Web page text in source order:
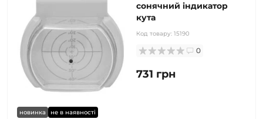
новинка не в наявності
сонячний індикатор
кута
Код товару: 15190
0
731 грн